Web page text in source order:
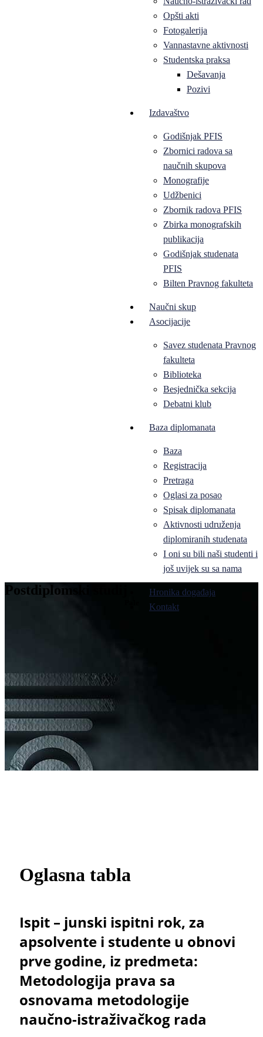
Opšti akti
Fotogalerija
Vannastavne aktivnosti
Studentska praksa
Dešavanja
Pozivi
Izdavaštvo
Godišnjak PFIS
Zbornici radova sa
naučnih skupova
Monografije
Udžbenici
Zbornik radova PFIS
Zbirka monografskih
publikacija
Godišnjak studenata
PFIS
Bilten Pravnog fakulteta
Naučni skup
Asocijacije
Savez studenata Pravnog
fakulteta
Biblioteka
Besjednička sekcija
Debatni klub
Baza diplomanata
Baza
Registracija
Pretraga
Oglasi za posao
Spisak diplomanata
Aktivnosti udruženja
diplomiranih studenata
I oni su bili naši studenti i
još uvijek su sa nama
Hronika događaja
Kontakt
Postdiplomski studij
Oglasna tabla
Ispit – junski ispitni rok, za
apsolvente i studente u obnovi
prve godine, iz predmeta:
Metodologija prava sa
osnovama metodologije
naučno-istraživačkog rada